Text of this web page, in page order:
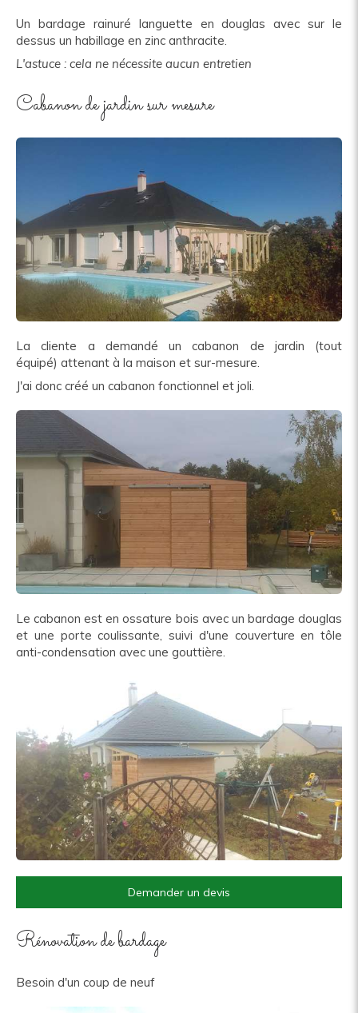
Un bardage rainuré languette en douglas avec sur le
dessus un habillage en zinc anthracite.
L'astuce : cela ne nécessite aucun entretien
Cabanon de jardin sur mesure
La cliente a demandé un cabanon de jardin (tout
équipé) attenant à la maison et sur-mesure.
J'ai donc créé un cabanon fonctionnel et joli.
Le cabanon est en ossature bois avec un bardage douglas
et une porte coulissante, suivi d'une couverture en tôle
anti-condensation avec une gouttière.
Demander un devis
Rénovation de bardage
Besoin d'un coup de neuf